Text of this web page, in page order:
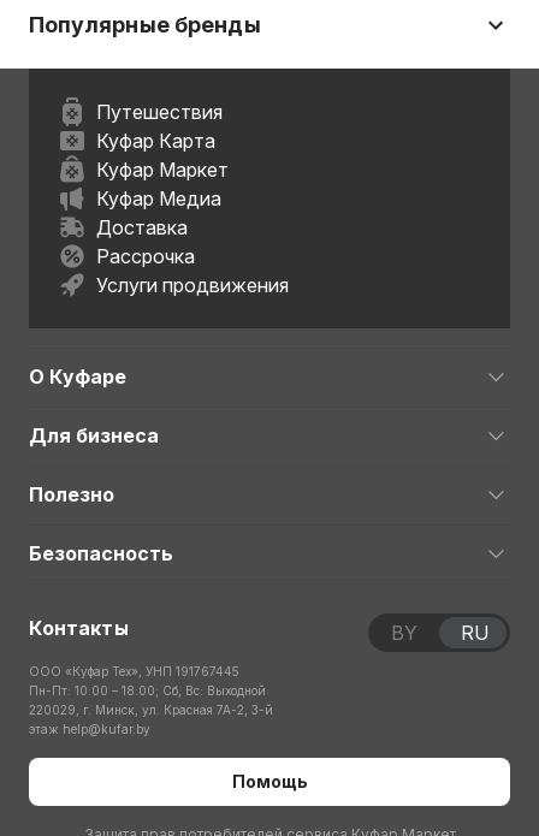
Популярные бренды
Путешествия
Куфар Карта
Куфар Маркет
Куфар Медиа
Доставка
Рассрочка
Услуги продвижения
О Куфаре
Для бизнеса
Полезно
Безопасность
Контакты
ООО «Куфар Тех», УНП 191767445
Пн-Пт: 10:00 – 18:00; Сб, Вс: Выходной
220029, г. Минск, ул. Красная 7А-2, 3-й
этаж help@kufar.by
Помощь
BY RU